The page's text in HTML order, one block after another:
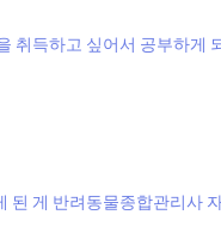
취득하고 싶어서 공부하게
된 게 반려동물종합관리사